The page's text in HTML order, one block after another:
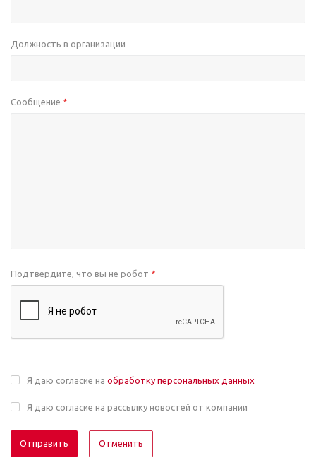
Должность в организации
Сообщение *
Подтвердите, что вы не робот *
Я даю согласие на обработку персональных данных
Я даю согласие на рассылку новостей от компании
Отменить